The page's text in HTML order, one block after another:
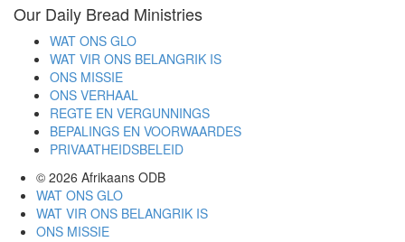
Our Daily Bread Ministries
WAT ONS GLO
WAT VIR ONS BELANGRIK IS
ONS MISSIE
ONS VERHAAL
REGTE EN VERGUNNINGS
BEPALINGS EN VOORWAARDES
PRIVAATHEIDSBELEID
© 2026 Afrikaans ODB
WAT ONS GLO
WAT VIR ONS BELANGRIK IS
ONS MISSIE